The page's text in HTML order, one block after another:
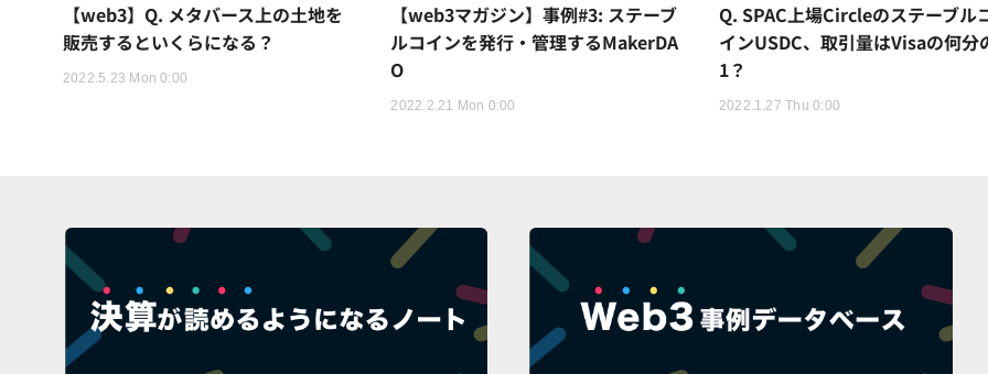
【web3】Q. メタバース上の土地を
販売するといくらになる？
2022.5.23 Mon 0:00
【web3マガジン】事例#3: ステーブ
ルコインを発行・管理するMakerDA
O
2022.2.21 Mon 0:00
Q. SPAC上場Circleのステーブル
インUSDC、取引量はVisaの何分
1？
2022.1.27 Thu 0:00